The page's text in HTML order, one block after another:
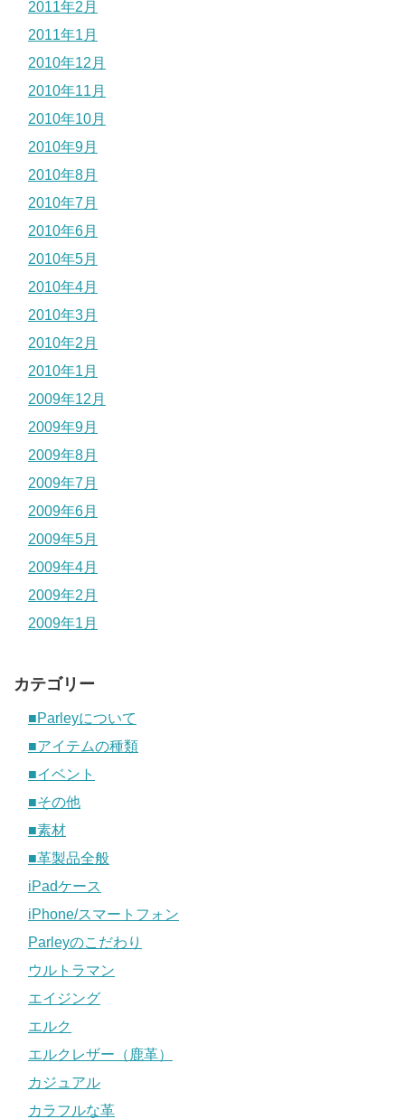
2011年2月
2011年1月
2010年12月
2010年11月
2010年10月
2010年9月
2010年8月
2010年7月
2010年6月
2010年5月
2010年4月
2010年3月
2010年2月
2010年1月
2009年12月
2009年9月
2009年8月
2009年7月
2009年6月
2009年5月
2009年4月
2009年2月
2009年1月
カテゴリー
■Parleyについて
■アイテムの種類
■イベント
■その他
■素材
■革製品全般
iPadケース
iPhone/スマートフォン
Parleyのこだわり
ウルトラマン
エイジング
エルク
エルクレザー（鹿革）
カジュアル
カラフルな革